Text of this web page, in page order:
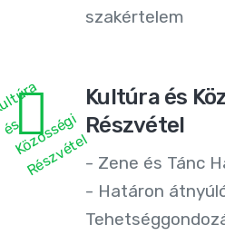
szakértelem
Kultúra és
Részvétel
- Zene és Tánc
- Határon